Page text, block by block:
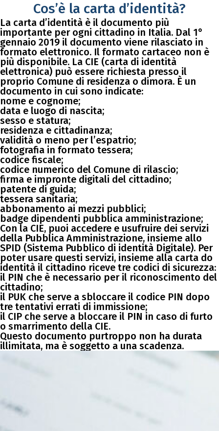
Cos’è la carta d’identità?
La carta d’identità è il documento più
importante per ogni cittadino in Italia. Dal 1°
gennaio 2019 il documento viene rilasciato in
formato elettronico. Il formato cartaceo non è
più disponibile. La CIE (carta di identità
elettronica) può essere richiesta presso il
proprio Comune di residenza o dimora. È un
documento in cui sono indicate:
nome e cognome;
data e luogo di nascita;
sesso e statura;
residenza e cittadinanza;
validità o meno per l’espatrio;
fotografia in formato tessera;
codice fiscale;
codice numerico del Comune di rilascio;
firma e impronte digitali del cittadino;
patente di guida;
tessera sanitaria;
abbonamento ai mezzi pubblici;
badge dipendenti pubblica amministrazione;
Con la CIE, puoi accedere e usufruire dei servizi
della Pubblica Amministrazione, insieme allo
SPID (Sistema Pubblico di identità Digitale). Per
poter usare questi servizi, insieme alla carta do
identità il cittadino riceve tre codici di sicurezza:
il PIN che è necessario per il riconoscimento del
cittadino;
il PUK che serve a sbloccare il codice PIN dopo
tre tentativi errati di immissione;
il CIP che serve a bloccare il PIN in caso di furto
o smarrimento della CIE.
Questo documento purtroppo non ha durata
illimitata, ma è soggetto a una scadenza.